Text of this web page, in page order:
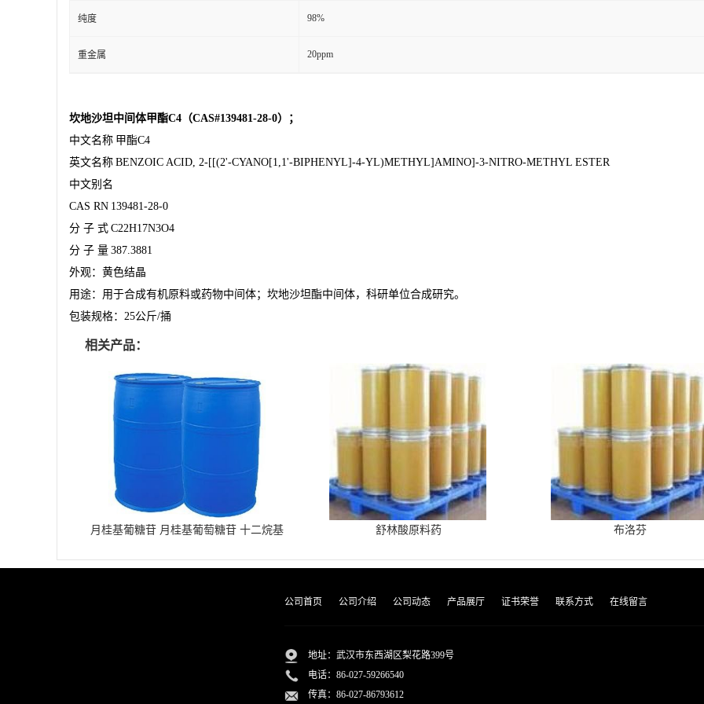
纯度 98%
重金属 20ppm
坎地沙坦中间体甲酯C4（CAS#139481-28-0）；
中文名称 甲酯C4
英文名称 BENZOIC ACID, 2-[[(2'-CYANO[1,1'-BIPHENYL]-4-YL)METHYL]AMINO]-3-NITRO-METHYL ESTER
中文别名
CAS RN 139481-28-0
分 子 式 C22H17N3O4
分 子 量 387.3881
外观：黄色结晶
用途：用于合成有机原料或药物中间体；坎地沙坦酯中间体，科研单位合成研究。
包装规格： 25公斤/捅
相关产品：
月桂基葡糖苷 月桂基葡萄糖苷 十二烷基
舒林酸原料药 布洛芬
公司首页 公司介绍 公司动态 产品展厅 证书荣誉 联系方式 在线留言
地址：武汉市东西湖区梨花路399号
电话： 86-027-59266540
传真：86-027-86793612